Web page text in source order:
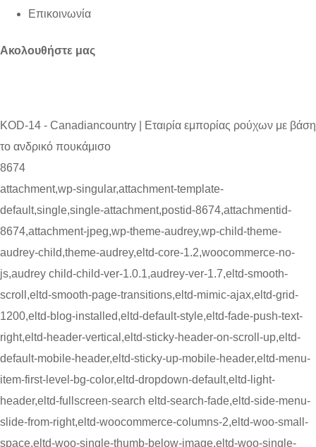
Επικοινωνία
Ακολουθήστε μας
KOD-14 - Canadiancountry | Εταιρία εμπορίας ρούχων με βάση
το ανδρικό πουκάμισο
8674
attachment,wp-singular,attachment-template-
default,single,single-attachment,postid-8674,attachmentid-
8674,attachment-jpeg,wp-theme-audrey,wp-child-theme-
audrey-child,theme-audrey,eltd-core-1.2,woocommerce-no-
js,audrey child-child-ver-1.0.1,audrey-ver-1.7,eltd-smooth-
scroll,eltd-smooth-page-transitions,eltd-mimic-ajax,eltd-grid-
1200,eltd-blog-installed,eltd-default-style,eltd-fade-push-text-
right,eltd-header-vertical,eltd-sticky-header-on-scroll-up,eltd-
default-mobile-header,eltd-sticky-up-mobile-header,eltd-menu-
item-first-level-bg-color,eltd-dropdown-default,eltd-light-
header,eltd-fullscreen-search eltd-search-fade,eltd-side-menu-
slide-from-right,eltd-woocommerce-columns-2,eltd-woo-small-
space,eltd-woo-single-thumb-below-image,eltd-woo-single-